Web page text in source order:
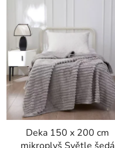
Deka 150 x 200 cm